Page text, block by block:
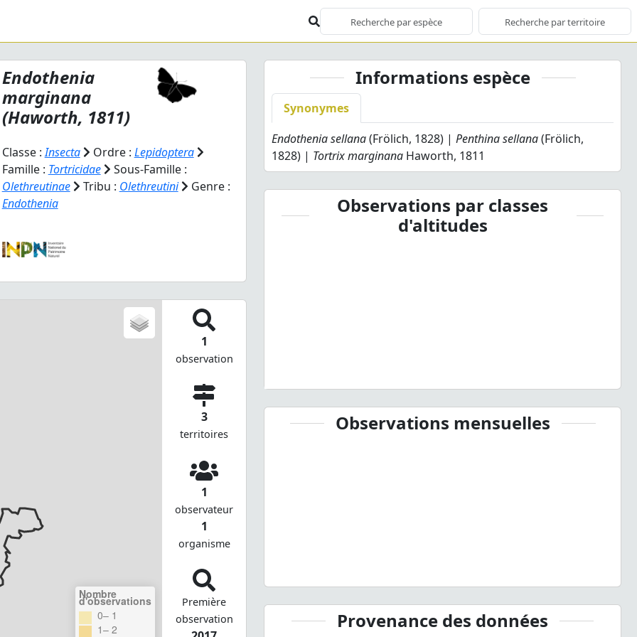
Endothenia
marginana
(Haworth, 1811)
Classe :Insecta Ordre : Lepidoptera
Famille : Tortricidae
Sous-Famille :
Olethreutinae
Tribu : Olethreutini
Genre :
Endothenia
Nombre
d'observations
0– 1
1– 2
1
observation
3
territoires
1
observateur
1
organisme
Première
observation
Informations espèce
Synonymes
Endothenia sellana(Frölich, 1828) |Penthina sellana(Frölich,
1828) | Tortrix marginana Haworth, 1811
Observations par classes
d'altitudes
Observations mensuelles
Provenance des données